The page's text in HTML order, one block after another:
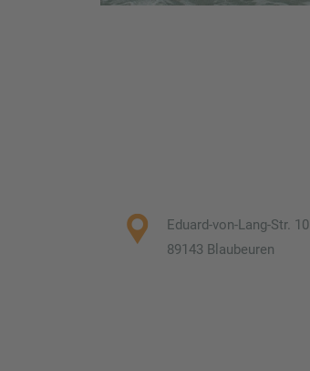
Eduard-von-Lang-Str. 10
89143 Blaubeuren